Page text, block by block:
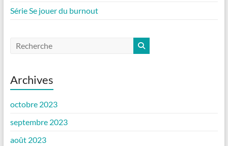
Série Se jouer du burnout
Archives
octobre 2023
septembre 2023
août 2023